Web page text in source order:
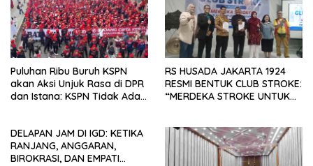
Puluhan Ribu Buruh KSPN
akan Aksi Unjuk Rasa di DPR
dan Istana: KSPN Tidak Ada
Siapapun
RS HUSADA JAKARTA 1924
RESMI BENTUK CLUB STROKE:
“MERDEKA STROKE UNTUK
DELAPAN JAM DI IGD: KETIKA
RANJANG, ANGGARAN,
BIROKRASI, DAN EMPATI